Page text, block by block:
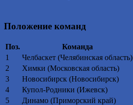
Положение команд
Поз. Команда
1
Челбаскет (Челябинская область)
2
Химки (Московская область)
3
Новосибирск (Новосибирск)
4
Купол-Родники (Ижевск)
5
Динамо (Приморский край)